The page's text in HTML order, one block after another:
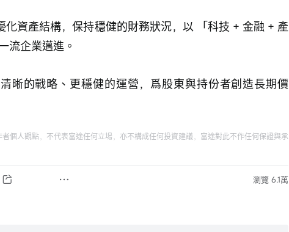
化資產結構，保持穩健的財務狀況，以 「科技 + 金融 + 產
流企業邁進。
晰的戰略、更穩健的運營，爲股東與持份者創造長期價
個人觀點，不代表富途任何立場，亦不構成任何投資建議，富途對此不作任何保證與承
瀏覽 6.1萬